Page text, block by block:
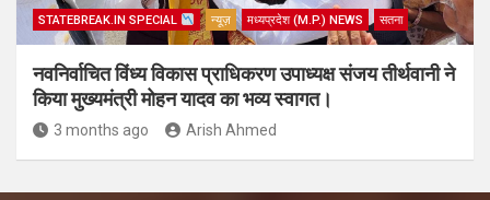
STATEBREAK.IN SPECIAL न्यूज़ मध्यप्रदेश (M.P.) NEWS सतना
नवनिर्वाचित विंध्य विकास प्राधिकरण उपाध्यक्ष संजय तीर्थवानी ने
किया मुख्यमंत्री मोहन यादव का भव्य स्वागत।
3 months ago Arish Ahmed